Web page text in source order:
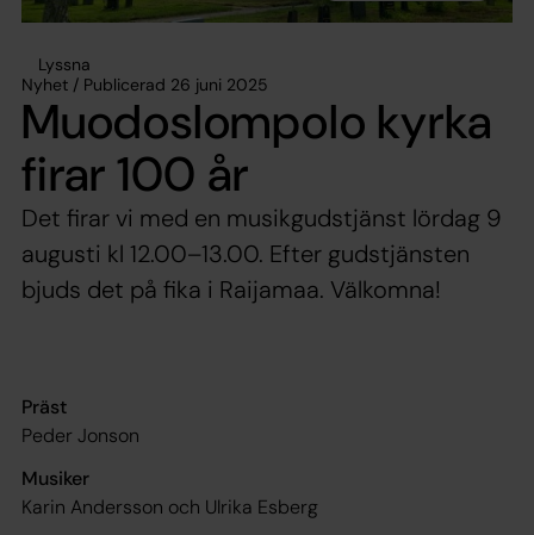
Lyssna
Nyhet / Publicerad 26 juni 2025
Muodoslompolo kyrka
firar 100 år
Det firar vi med en musikgudstjänst lördag 9
augusti kl 12.00–13.00. Efter gudstjänsten
bjuds det på fika i Raijamaa. Välkomna!
Präst
Peder Jonson
Musiker
Karin Andersson och Ulrika Esberg